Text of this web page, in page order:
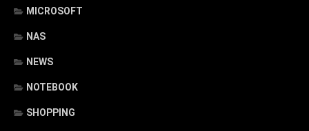
MICROSOFT
NAS
NEWS
NOTEBOOK
SHOPPING